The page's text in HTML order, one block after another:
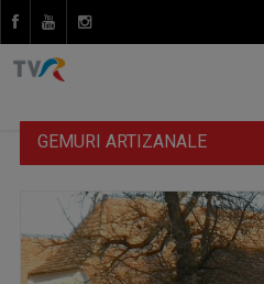
GEMURI ARTIZANALE